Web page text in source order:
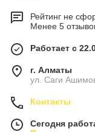
Рейтинг не
Менее 5
Работает с
г. Алматы
ул. Саги
Контакты
Сегодня